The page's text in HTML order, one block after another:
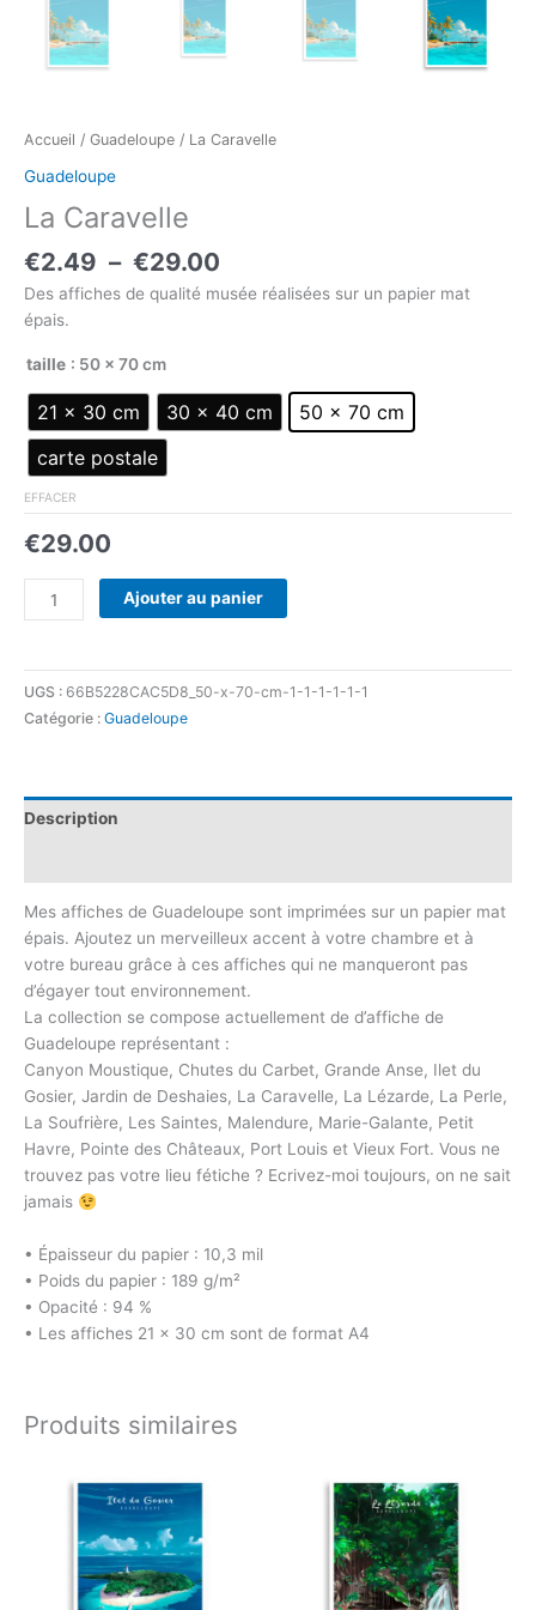
Accueil / Guadeloupe / La Caravelle
Guadeloupe
La Caravelle
€2.49 – €29.00
Des affiches de qualité musée réalisées sur un papier mat
épais.
taille : 50 × 70 cm
21 × 30 cm 30 × 40 cm
50 × 70 cm
carte postale
EFFACER
€29.00
Ajouter au panier
UGS : 66B5228CAC5D8_50-x-70-cm-1-1-1-1-1-1
Catégorie : Guadeloupe
Description
Mes affiches de Guadeloupe sont imprimées sur un papier mat
épais. Ajoutez un merveilleux accent à votre chambre et à
votre bureau grâce à ces affiches qui ne manqueront pas
d’égayer tout environnement.
La collection se compose actuellement de d’affiche de
Guadeloupe représentant :
Canyon Moustique, Chutes du Carbet, Grande Anse, Ilet du
Gosier, Jardin de Deshaies, La Caravelle, La Lézarde, La Perle,
La Soufrière, Les Saintes, Malendure, Marie-Galante, Petit
Havre, Pointe des Châteaux, Port Louis et Vieux Fort. Vous ne
trouvez pas votre lieu fétiche ? Ecrivez-moi toujours, on ne sait
jamais
• Épaisseur du papier : 10,3 mil
• Poids du papier : 189 g/m²
• Opacité : 94 %
• Les affiches 21 × 30 cm sont de format A4
Produits similaires
de
prix :
€2.49
à
€29.00
produit
plusieurs
variations.
Les
de
prix :
€2.49
à
€29.00
produit
a
plusieurs
variations.
Les